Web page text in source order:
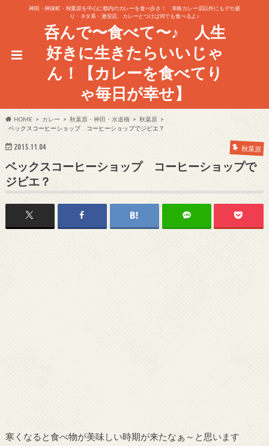
神田・神保町・秋葉原を中心に都内のカレーを食べ歩き！ 本格カレー店以外にもデカ盛
り・ネタ系・激安店、カレーとつけば何でも食べるよ♪
呑んで〜食べて〜♪ 人生
好きに生きたらいいじゃ
ん！【カレーを食べてり
ゃ毎日が幸せ】
HOME カレー 秋葉原・神田・水道橋
秋葉原
ベックスコーヒーショップ コーヒーショップでジビエ？
2015.11.04 秋葉原
ベックスコーヒーショップ コーヒーショップで
ジビエ？
寒くなると食べ物が美味しい時期が来たなぁ～と思います